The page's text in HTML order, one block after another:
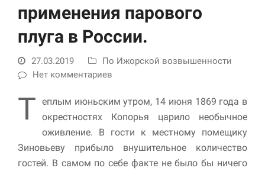
применения парового
плуга в России.
27.03.2019
По Ижорской возвышенности
Нет комментариев
Т еплым июньским утром, 14 июня 1869 года в
окрестностях Копорья царило необычное
оживление. В гости к местному помещику
Зиновьеву прибыло внушительное количество
гостей. В самом по себе факте не было бы ничего
Использование
функционирования
веб-сайта.
Статистика и
аналитика